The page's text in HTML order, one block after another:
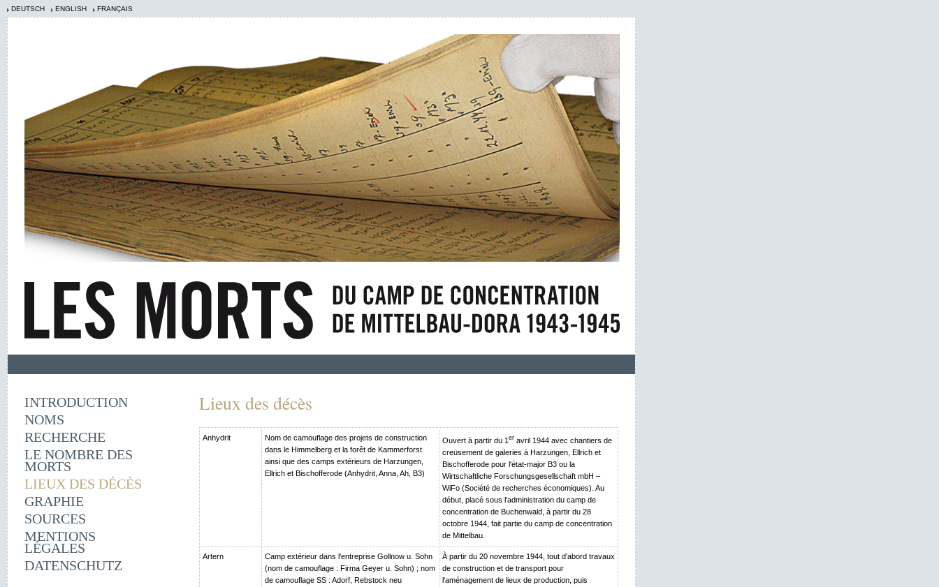
DEUTSCH ENGLISH FRANÇAIS
INTRODUCTION
NOMS
RECHERCHE
LE NOMBRE DES
MORTS
LIEUX DES DÉCÈS
GRAPHIE
SOURCES
MENTIONS
LÉGALES
DATENSCHUTZ
Lieux des décès
Anhydrit
Nom de camouflage des projets de construction
dans le Himmelberg et la forêt de Kammerforst
ainsi que des camps extérieurs de Harzungen,
Ellrich et Bischofferode (Anhydrit, Anna, Ah, B3)
Ouvert à partir du 1 er avril 1944 avec chantiers de
creusement de galeries à Harzungen, Ellrich et
Bischofferode pour l'état-major B3 ou la
Wirtschaftliche Forschungsgesellschaft mbH –
WiFo (Société de recherches économiques). Au
début, placé sous l'administration du camp de
concentration de Buchenwald, à partir du 28
octobre 1944, fait partie du camp de concentration
de Mittelbau.
Artern
Camp extérieur dans l'entreprise Gollnow u. Sohn
(nom de camouflage : Firma Geyer u. Sohn) ; nom
de camouflage SS : Adorf, Rebstock neu
À partir du 20 novembre 1944, tout d'abord travaux
de construction et de transport pour
l'aménagement de lieux de production, puis